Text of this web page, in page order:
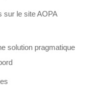
sur le site AOPA
solution pragmatique